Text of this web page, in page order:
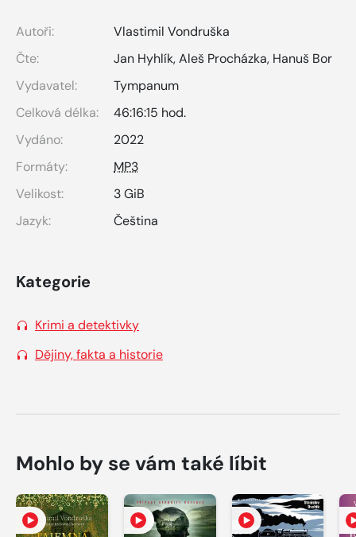
Autoři:
Vlastimil Vondruška
Čte:
Jan Hyhlík,Aleš Procházka, Hanuš Bor
Vydavatel:
Tympanum
Celková délka:
46:16:15 hod.
Vydáno:
2022
Formáty:
MP3
Velikost:
3 GiB
Jazyk:
Čeština
Kategorie
Krimi a detektivky
Dějiny, fakta a historie
Mohlo by se vám také líbit